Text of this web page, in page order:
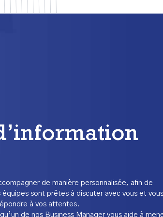
de manière personnalisée, afin de
sont prêtes à discuter avec vous et vous
à vos attentes.
de nos Business Manager vous aide à